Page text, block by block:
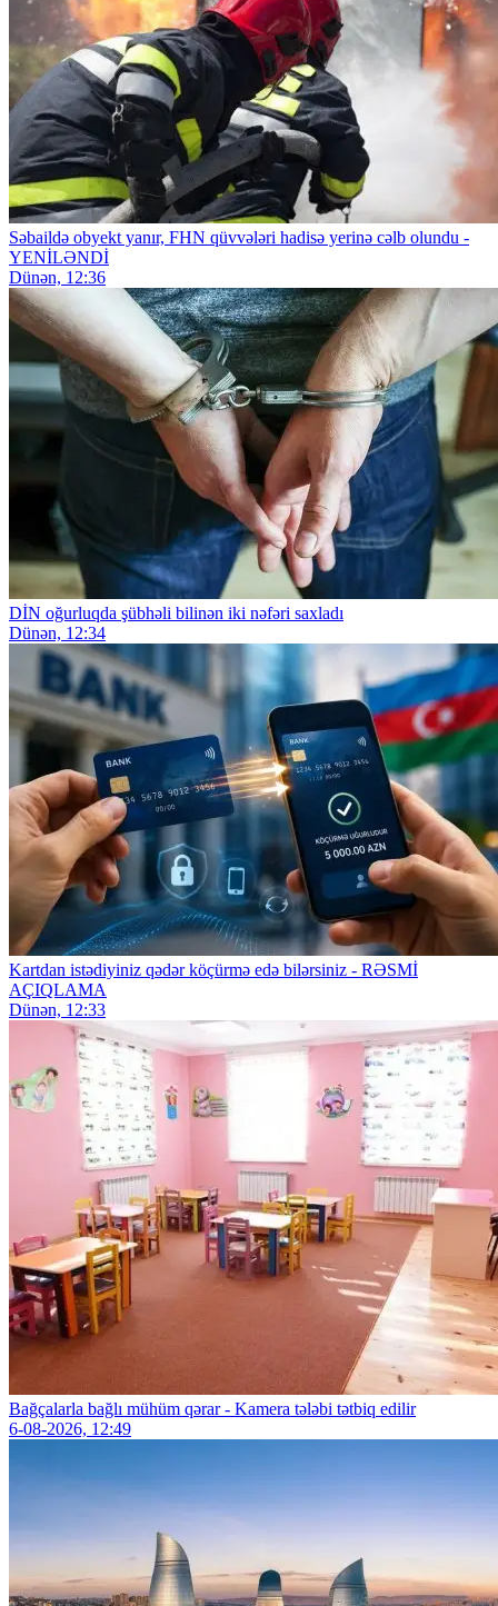
Səbaildə obyekt yanır, FHN qüvvələri hadisə yerinə cəlb olundu -
YENİLƏNDİ
Dünən, 12:36
DİN oğurluqda şübhəli bilinən iki nəfəri saxladı
Dünən, 12:34
Kartdan istədiyiniz qədər köçürmə edə bilərsiniz - RƏSMİ
AÇIQLAMA
Dünən, 12:33
Bağçalarla bağlı mühüm qərar - Kamera tələbi tətbiq edilir
6-08-2026, 12:49